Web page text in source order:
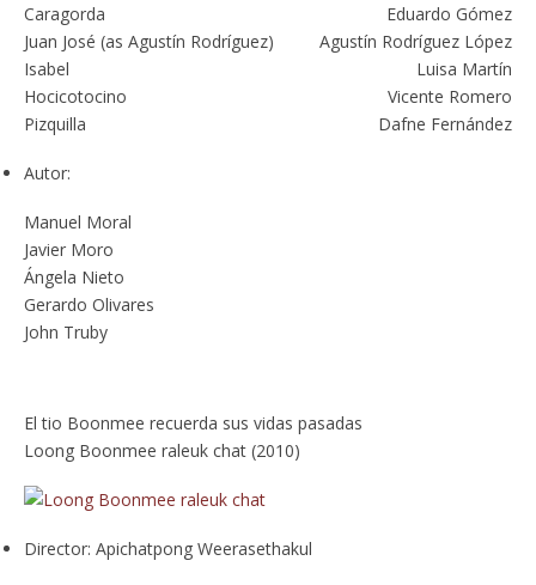
Caragorda
Eduardo Gómez
Juan José (as Agustín Rodríguez)
Agustín Rodríguez López
Isabel
Luisa Martín
Hocicotocino
Vicente Romero
Pizquilla
Dafne Fernández
Autor:
Manuel Moral
Javier Moro
Ángela Nieto
Gerardo Olivares
John Truby
El tio Boonmee recuerda sus vidas pasadas
Loong Boonmee raleuk chat (2010)
Director: Apichatpong Weerasethakul